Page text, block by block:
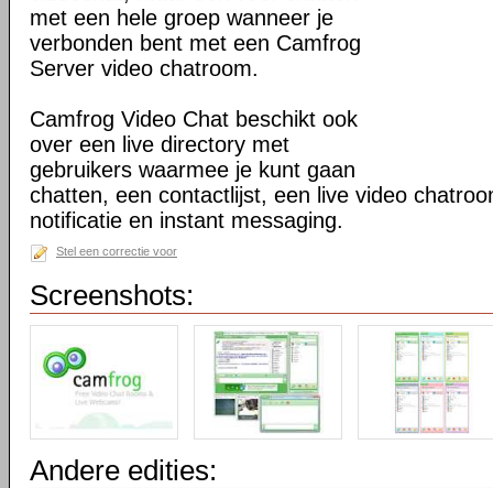
met een hele groep wanneer je
verbonden bent met een Camfrog
Server video chatroom.
Camfrog Video Chat beschikt ook
over een live directory met
gebruikers waarmee je kunt gaan
chatten, een contactlijst, een live video
notificatie en instant messaging.
Stel een correctie voor
Screenshots:
Andere edities: